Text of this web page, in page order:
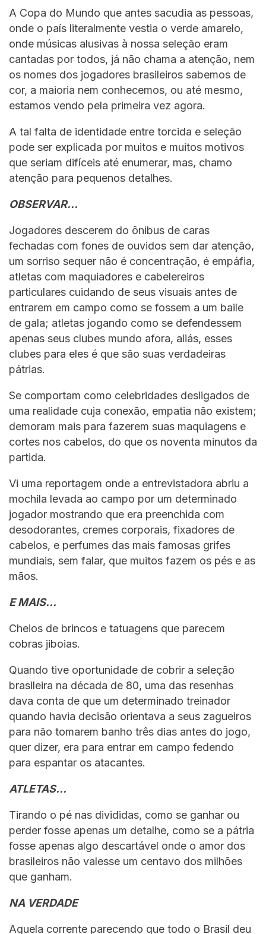
A Copa do Mundo que antes sacudia as pessoas,
onde o país literalmente vestia o verde amarelo,
onde músicas alusivas à nossa seleção eram
cantadas por todos, já não chama a atenção, nem
os nomes dos jogadores brasileiros sabemos de
cor, a maioria nem conhecemos, ou até mesmo,
estamos vendo pela primeira vez agora.
A tal falta de identidade entre torcida e seleção
pode ser explicada por muitos e muitos motivos
que seriam difíceis até enumerar, mas, chamo
atenção para pequenos detalhes.
OBSERVAR…
Jogadores descerem do ônibus de caras
fechadas com fones de ouvidos sem dar atenção,
um sorriso sequer não é concentração, é empáfia,
atletas com maquiadores e cabelereiros
particulares cuidando de seus visuais antes de
entrarem em campo como se fossem a um baile
de gala; atletas jogando como se defendessem
apenas seus clubes mundo afora, aliás, esses
clubes para eles é que são suas verdadeiras
pátrias.
Se comportam como celebridades desligados de
uma realidade cuja conexão, empatia não existem;
demoram mais para fazerem suas maquiagens e
cortes nos cabelos, do que os noventa minutos da
partida.
Vi uma reportagem onde a entrevistadora abriu a
mochila levada ao campo por um determinado
jogador mostrando que era preenchida com
desodorantes, cremes corporais, fixadores de
cabelos, e perfumes das mais famosas grifes
mundiais, sem falar, que muitos fazem os pés e as
mãos.
E MAIS…
Cheios de brincos e tatuagens que parecem
cobras jiboias.
Quando tive oportunidade de cobrir a seleção
brasileira na década de 80, uma das resenhas
dava conta de que um determinado treinador
quando havia decisão orientava a seus zagueiros
para não tomarem banho três dias antes do jogo,
quer dizer, era para entrar em campo fedendo
para espantar os atacantes.
ATLETAS…
Tirando o pé nas divididas, como se ganhar ou
perder fosse apenas um detalhe, como se a pátria
fosse apenas algo descartável onde o amor dos
brasileiros não valesse um centavo dos milhões
que ganham.
NA VERDADE
Aquela corrente parecendo que todo o Brasil deu